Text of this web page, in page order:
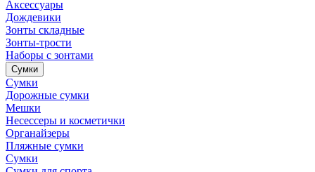
Аксессуары
Дождевики
Зонты складные
Зонты-трости
Наборы с зонтами
Сумки
Сумки
Дорожные сумки
Мешки
Несессеры и косметички
Органайзеры
Пляжные сумки
Сумки